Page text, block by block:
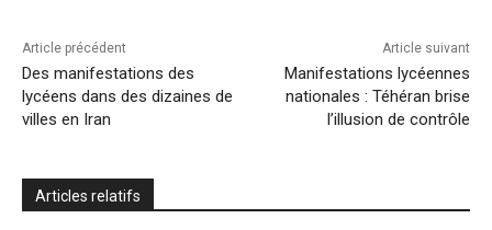
Article précédent
Des manifestations des
lycéens dans des dizaines de
villes en Iran
Article suivant
Manifestations lycéennes
nationales : Téhéran brise
l’illusion de contrôle
Articles relatifs